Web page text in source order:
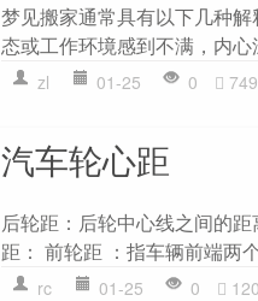
梦见搬家通常具有以下几种
态或工作环境感到不满，内
zl 01-25 0 749
汽车轮心距
后轮距：后轮中心线之间的
距： 前轮距 ：指车辆前端两
rc 01-25 0 120